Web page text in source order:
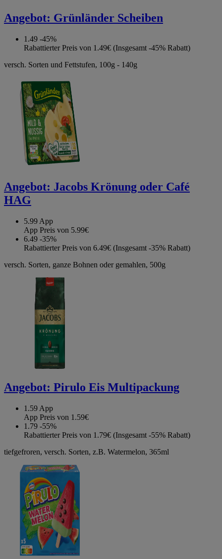
Angebot: Grünländer Scheiben
1.49 -45%
Rabattierter Preis von 1.49€ (Insgesamt -45% Rabatt)
versch. Sorten und Fettstufen, 100g - 140g
Angebot: Jacobs Krönung oder Café
HAG
5.99 App
App Preis von 5.99€
6.49 -35%
Rabattierter Preis von 6.49€ (Insgesamt -35% Rabatt)
versch. Sorten, ganze Bohnen oder gemahlen, 500g
Angebot: Pirulo Eis Multipackung
1.59 App
App Preis von 1.59€
1.79 -55%
Rabattierter Preis von 1.79€ (Insgesamt -55% Rabatt)
tiefgefroren, versch. Sorten, z.B. Watermelon, 365ml